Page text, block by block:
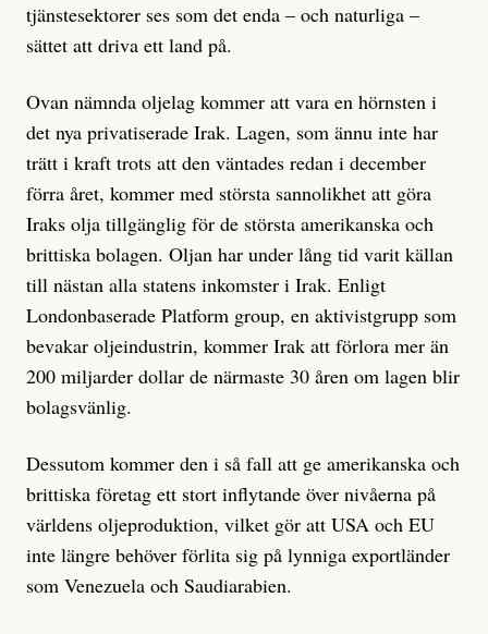
tjänstesektorer ses som det enda – och naturliga –
sättet att driva ett land på.
Ovan nämnda oljelag kommer att vara en hörnsten i
det nya privatiserade Irak. Lagen, som ännu inte har
trätt i kraft trots att den väntades redan i december
förra året, kommer med största sannolikhet att göra
Iraks olja tillgänglig för de största amerikanska och
brittiska bolagen. Oljan har under lång tid varit källan
till nästan alla statens inkomster i Irak. Enligt
Londonbaserade Platform group, en aktivistgrupp som
bevakar oljeindustrin, kommer Irak att förlora mer än
200 miljarder dollar de närmaste 30 åren om lagen blir
bolagsvänlig.
Dessutom kommer den i så fall att ge amerikanska och
brittiska företag ett stort inflytande över nivåerna på
världens oljeproduktion, vilket gör att USA och EU
inte längre behöver förlita sig på lynniga exportländer
som Venezuela och Saudiarabien.